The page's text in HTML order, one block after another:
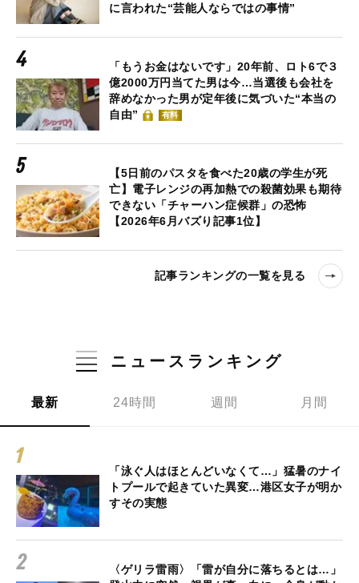
に言われた“芸能人ならではの事情”
「もうお金はないです」20年前、ロト6で３
億2000万円当てた男は今…当選後も会社を
辞めなかった男が定年後に気づいた“本当の
自由”
有料
【5日前のパスタを食べた20歳の学生が死
亡】電子レンジの再加熱での殺菌効果も期待
できない「チャーハン症候群」の恐怖
【2026年6月バズり記事1位】
記事ランキングの一覧を見る
ニュースランキング
最新 24時間 週間 月間
「泳ぐ人はほとんどいなくて…」猛暑のナイ
トプールで起きていた異変…港区女子が明か
すその実態
〈ゲリラ雷雨〉「雷が自分に落ちるとは…」